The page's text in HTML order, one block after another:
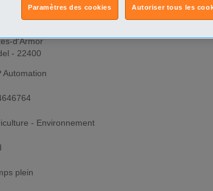
d'Armor
- 22400
Automation
- Environnement
plein
Autoriser tous les
Paramètres des cookies